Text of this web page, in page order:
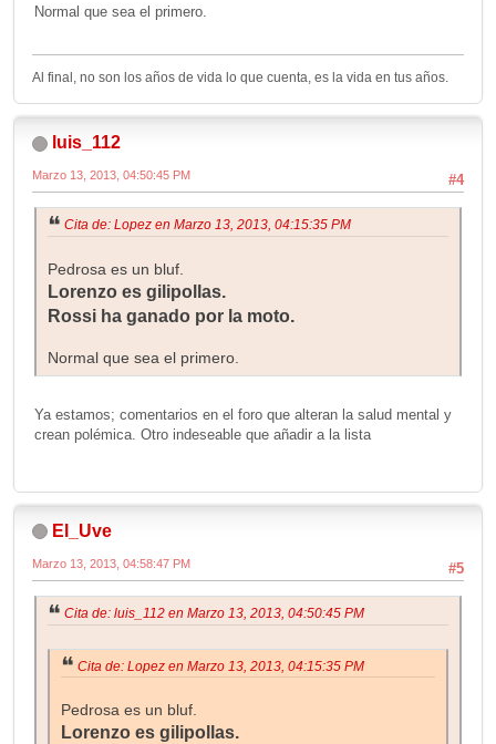
Normal que sea el primero.
Al final, no son los años de vida lo que cuenta, es la vida en tus años.
luis_112
#4
Marzo 13, 2013, 04:50:45 PM
Cita de: Lopez en Marzo 13, 2013, 04:15:35 PM
Pedrosa es un bluf.
Lorenzo es gilipollas.
Rossi ha ganado por la moto.
Normal que sea el primero.
Ya estamos; comentarios en el foro que alteran la salud mental y
crean polémica. Otro indeseable que añadir a la lista
El_Uve
#5
Marzo 13, 2013, 04:58:47 PM
Cita de: luis_112 en Marzo 13, 2013, 04:50:45 PM
Cita de: Lopez en Marzo 13, 2013, 04:15:35 PM
Pedrosa es un bluf.
Lorenzo es gilipollas.